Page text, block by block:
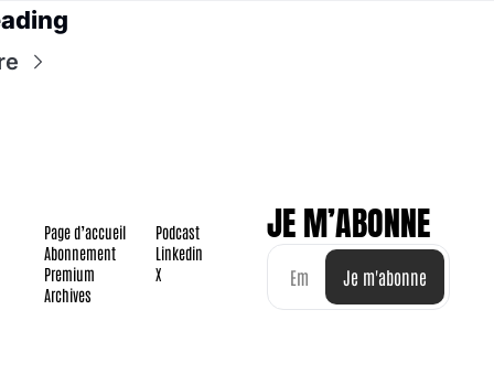
Page d’accueil
Abonnement
Premium
Archives
Podcast
Linkedin
X
JE M’ABONNE
Je m'abonne